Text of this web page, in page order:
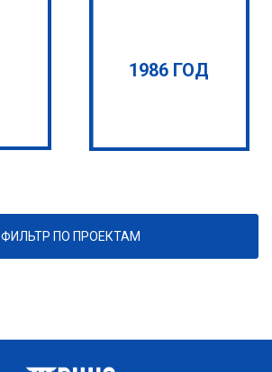
1986 ГОД
ФИЛЬТР ПО ПРОЕКТАМ